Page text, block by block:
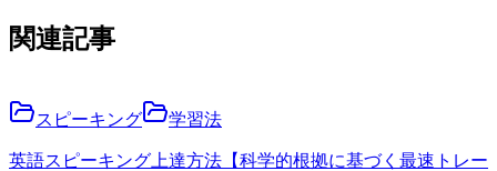
関連記事
スピーキング 学習法
英語スピーキング上達方法【科学的根拠に基づく最速トレー